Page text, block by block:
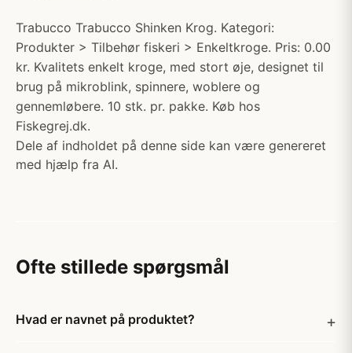
Trabucco Trabucco Shinken Krog. Kategori:
Produkter > Tilbehør fiskeri > Enkeltkroge. Pris: 0.00
kr. Kvalitets enkelt kroge, med stort øje, designet til
brug på mikroblink, spinnere, woblere og
gennemløbere. 10 stk. pr. pakke. Køb hos
Fiskegrej.dk.
Dele af indholdet på denne side kan være genereret
med hjælp fra AI.
Ofte stillede spørgsmål
Hvad er navnet på produktet?